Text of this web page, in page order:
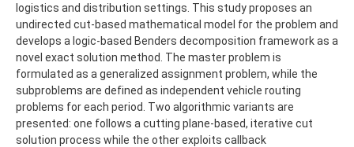
logistics and distribution settings. This study proposes an
undirected cut-based mathematical model for the problem and
develops a logic-based Benders decomposition framework as a
novel exact solution method. The master problem is
formulated as a generalized assignment problem, while the
subproblems are defined as independent vehicle routing
problems for each period. Two algorithmic variants are
presented: one follows a cutting plane-based, iterative cut
solution process while the other exploits callback